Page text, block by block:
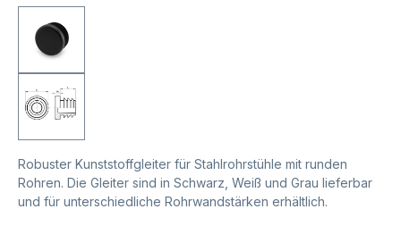
Robuster Kunststoffgleiter für Stahlrohrstühle mit runden
Rohren. Die Gleiter sind in Schwarz, Weiß und Grau lieferbar
und für unterschiedliche Rohrwandstärken erhältlich.